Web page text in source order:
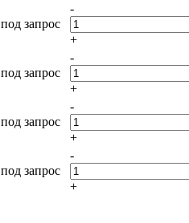
под запрос
-
+
под запрос
-
+
под запрос
-
+
под запрос
-
+